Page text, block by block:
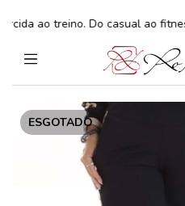
ao treino. Do casual ao fitness.
ESGOTADO